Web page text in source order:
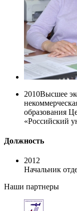
2010Высшее
образования
«Российский
Должность
2012
Начальник
Наши партнеры